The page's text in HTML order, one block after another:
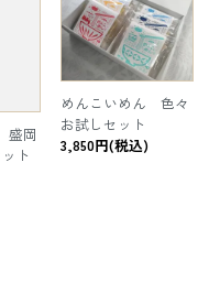
盛岡
ト
めんこいめん 色々
お試しセット
3,850円(税込)